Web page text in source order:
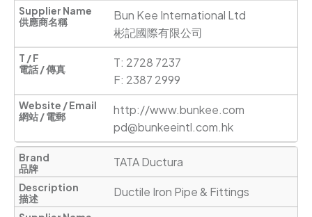
Bun Kee International Ltd
彬記國際有限公司
T: 2728 7237
F: 2387 2999
http://www.bunkee.com
pd@bunkeeintl.com.hk
TATA Ductura
Ductile Iron Pipe & Fittings